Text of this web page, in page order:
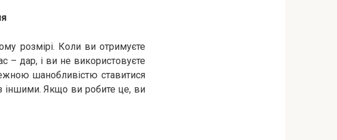
розмірі. Коли ви отримуєте
– дар, і ви не використовуєте
шанобливістю ставитися
з іншими. Якщо ви робите це, ви